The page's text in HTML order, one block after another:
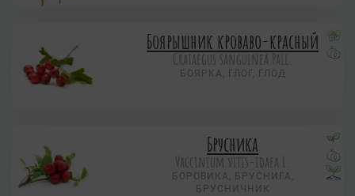
Боярышник кроваво-красный
Crataegus sanguinea Pall.
БОЯРКА, ГЛОГ, ГЛОД
Брусника
Vaccinium vitis-idaea L.
БОРОВИКА, БРУСНИГА,
БРУСНИЧНИК